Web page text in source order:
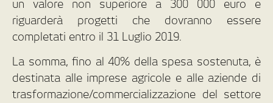
un valore non superiore a 300 000 euro e
riguarderà progetti che dovranno essere
completati entro il 31 Luglio 2019.
La somma, fino al 40% della spesa sostenuta, è
destinata alle imprese agricole e alle aziende di
trasformazione/commercializzazione del settore